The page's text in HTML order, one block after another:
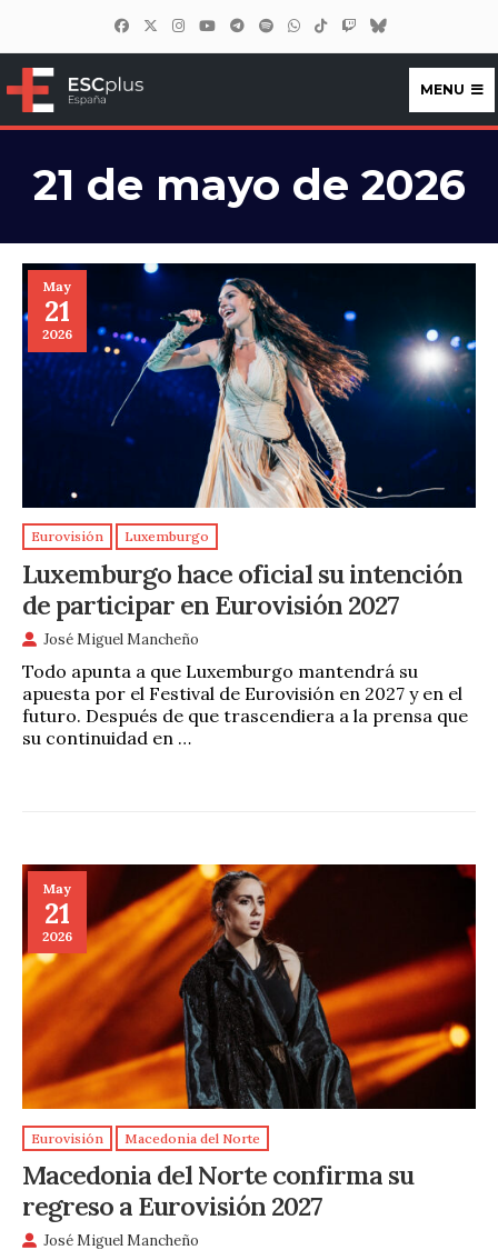
ESCplus España
MENU
21 de mayo de 2026
May
21
2026
Eurovisión Luxemburgo
Luxemburgo hace oficial su intención
de participar en Eurovisión 2027
José Miguel Mancheño
Todo apunta a que Luxemburgo mantendrá su
apuesta por el Festival de Eurovisión en 2027 y en el
futuro. Después de que trascendiera a la prensa que
su continuidad en …
May
21
2026
Eurovisión Macedonia del Norte
Macedonia del Norte confirma su
regreso a Eurovisión 2027
José Miguel Mancheño